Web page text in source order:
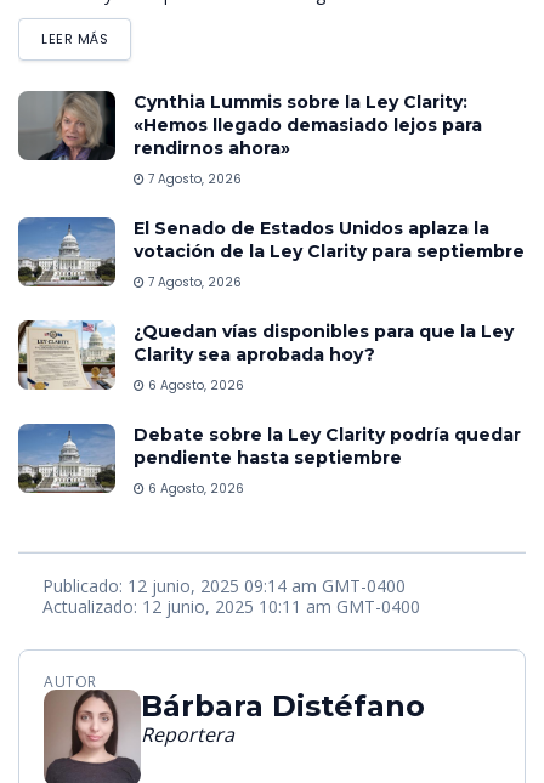
LEER MÁS
Cynthia Lummis sobre la Ley Clarity:
«Hemos llegado demasiado lejos para
rendirnos ahora»
7 Agosto, 2026
El Senado de Estados Unidos aplaza la
votación de la Ley Clarity para septiembre
7 Agosto, 2026
¿Quedan vías disponibles para que la Ley
Clarity sea aprobada hoy?
6 Agosto, 2026
Debate sobre la Ley Clarity podría quedar
pendiente hasta septiembre
6 Agosto, 2026
Publicado: 12 junio, 2025 09:14 am GMT-0400
Actualizado: 12 junio, 2025 10:11 am GMT-0400
AUTOR
Bárbara Distéfano
Reportera